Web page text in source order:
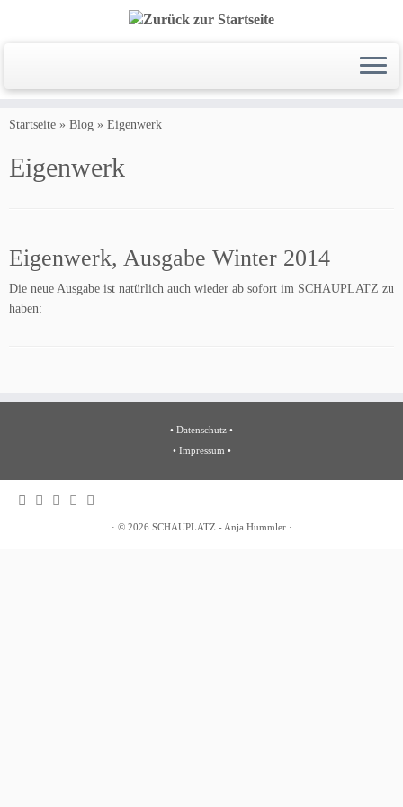
Inhalt
Startseite » Blog » Eigenwerk
Eigenwerk
Eigenwerk, Ausgabe Winter 2014
Die neue Ausgabe ist natürlich auch wieder ab sofort im SCHAUPLATZ zu
haben:
• Datenschutz •
• Impressum •
· © 2026 SCHAUPLATZ - Anja Hummler·